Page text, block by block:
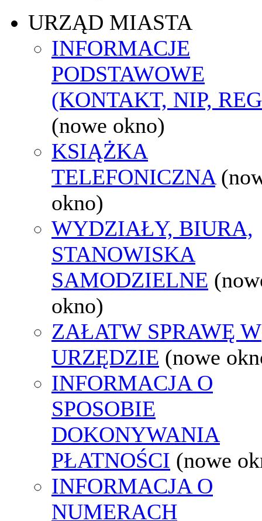
URZĄD MIASTA
INFORMACJE
PODSTAWOWE
(KONTAKT, NIP,
(nowe okno)
KSIĄŻKA
TELEFONICZNA
okno)
WYDZIAŁY, BIURA,
STANOWISKA
SAMODZIELNE
okno)
ZAŁATW SPRAWĘ W
URZĘDZIE (nowe
INFORMACJA O
SPOSOBIE
DOKONYWANIA
PŁATNOŚCI (nowe
INFORMACJA O
NUMERACH